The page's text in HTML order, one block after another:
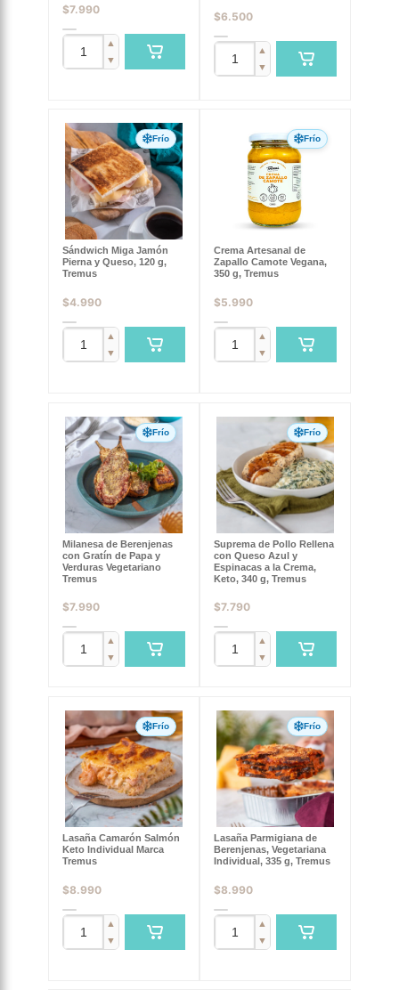
$7.990
▲
▼
$6.500
▲
▼
Frío
Sándwich Miga Jamón
Pierna y Queso, 120 g,
Tremus
$4.990
▲
▼
Frío
Crema Artesanal de
Zapallo Camote Vegana,
350 g, Tremus
$5.990
▲
▼
Frío
Milanesa de Berenjenas
con Gratín de Papa y
Verduras Vegetariano
Tremus
$7.990
▲
▼
Frío
Suprema de Pollo Rellena
con Queso Azul y
Espinacas a la Crema,
Keto, 340 g, Tremus
$7.790
▲
▼
Frío
Lasaña Camarón Salmón
Keto Individual Marca
Tremus
$8.990
▲
▼
Frío
Lasaña Parmigiana de
Berenjenas, Vegetariana
Individual, 335 g, Tremus
$8.990
▲
▼